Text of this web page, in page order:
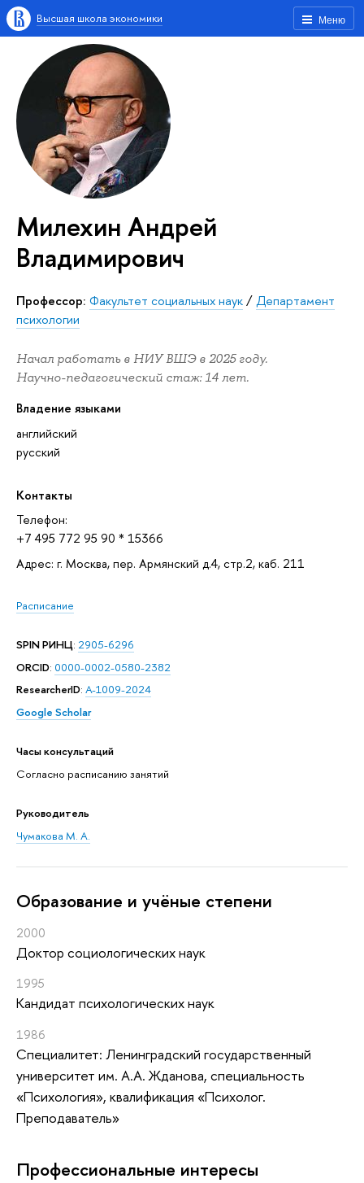
Меню
Высшая школа экономики
Милехин Андрей
Владимирович
Профессор: Факультет социальных наук/Департамент
психологии
Начал работать в НИУ ВШЭ в 2025 году.
Научно-педагогический стаж: 14 лет.
Владение языками
английский
русский
Контакты
Телефон:
+7 495 772 95 90 * 15366
Адрес: г. Москва, пер. Армянский д.4, стр.2, каб. 211
Расписание
SPIN РИНЦ: 2905-6296
ORCID: 0000-0002-0580-2382
ResearcherID: A-1009-2024
Google Scholar
Часы консультаций
Согласно расписанию занятий
Руководитель
Чумакова М. А.
Oбразование и учёные степени
2000
Доктор социологических наук
1995
Кандидат психологических наук
1986
Специалитет: Ленинградский государственный
университет им. А.А. Жданова, специальность
«Психология», квалификация «Психолог.
Преподаватель»
Профессиональные интересы